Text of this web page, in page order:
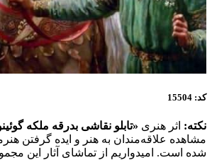
هنری «تابلو نقاشی بدرقه ملکه گوئینویر»
به هنر و ایده گرفتن هنرمندان،
امیدواریم از تماشای آثار این مجموعه لذت